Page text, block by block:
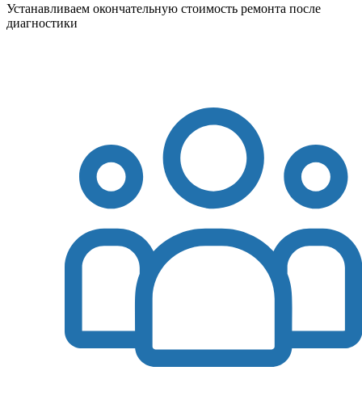
Устанавливаем окончательную стоимость ремонта после
диагностики